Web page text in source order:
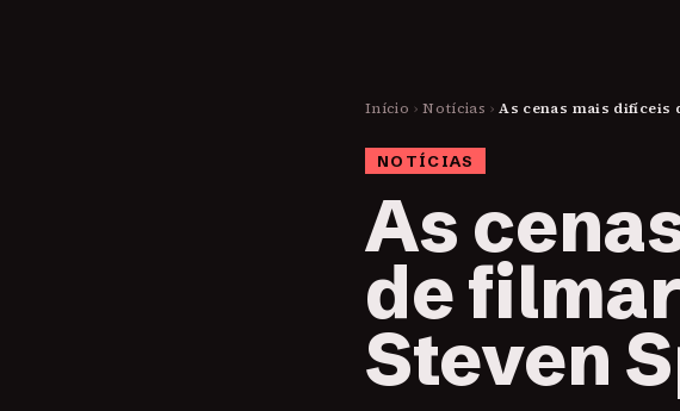
Início › Notícias › As cenas mais difíceis
NOTÍCIAS
As
de
Steven